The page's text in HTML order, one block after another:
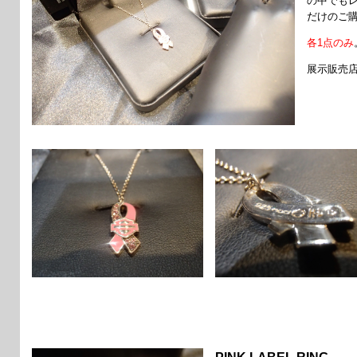
だけのご
各1点のみ
展示販売